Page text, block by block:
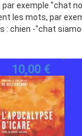
exemple "chat
les mots, par
: chien -"chat